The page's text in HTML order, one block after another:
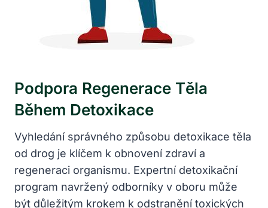
Podpora Regenerace Těla
Během Detoxikace
Vyhledání správného způsobu detoxikace těla
od drog je klíčem k obnovení zdraví a
regeneraci organismu. Expertní detoxikační
program navržený odborníky v oboru může
být důležitým krokem k odstranění toxických